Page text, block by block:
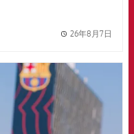
26年8月7日
Barcelona badge